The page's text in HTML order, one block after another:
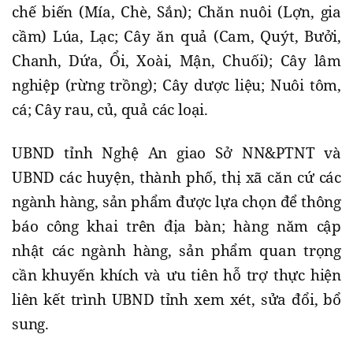
chế biến (Mía, Chè, Sắn); Chăn nuôi (Lợn, gia
cầm) Lúa, Lạc; Cây ăn quả (Cam, Quýt, Bưởi,
Chanh, Dứa, Ổi, Xoài, Mận, Chuối); Cây lâm
nghiệp (rừng trồng); Cây dược liệu; Nuôi tôm,
cá; Cây rau, củ, quả các loại.
UBND tỉnh Nghệ An giao Sở NN&PTNT và
UBND các huyện, thành phố, thị xã căn cứ các
ngành hàng, sản phẩm được lựa chọn để thông
báo công khai trên địa bàn; hàng năm cập
nhật các ngành hàng, sản phẩm quan trọng
cần khuyến khích và ưu tiên hỗ trợ thực hiện
liên kết trình UBND tỉnh xem xét, sửa đổi, bổ
sung.